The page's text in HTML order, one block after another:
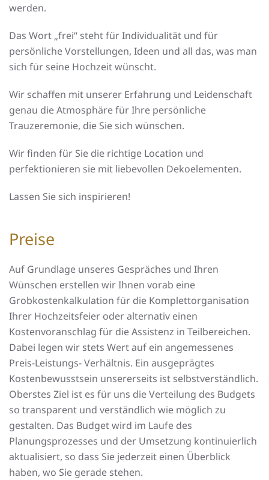
werden.
Das Wort „frei“ steht für Individualität und für
persönliche Vorstellungen, Ideen und all das, was man
sich für seine Hochzeit wünscht.
Wir schaffen mit unserer Erfahrung und Leidenschaft
genau die Atmosphäre für Ihre persönliche
Trauzeremonie, die Sie sich wünschen.
Wir finden für Sie die richtige Location und
perfektionieren sie mit liebevollen Dekoelementen.
Lassen Sie sich inspirieren!
Preise
Auf Grundlage unseres Gespräches und Ihren
Wünschen erstellen wir Ihnen vorab eine
Grobkostenkalkulation für die Komplettorganisation
Ihrer Hochzeitsfeier oder alternativ einen
Kostenvoranschlag für die Assistenz in Teilbereichen.
Dabei legen wir stets Wert auf ein angemessenes
Preis-Leistungs- Verhältnis. Ein ausgeprägtes
Kostenbewusstsein unsererseits ist selbstverständlich.
Oberstes Ziel ist es für uns die Verteilung des Budgets
so transparent und verständlich wie möglich zu
gestalten. Das Budget wird im Laufe des
Planungsprozesses und der Umsetzung kontinuierlich
aktualisiert, so dass Sie jederzeit einen Überblick
haben, wo Sie gerade stehen.